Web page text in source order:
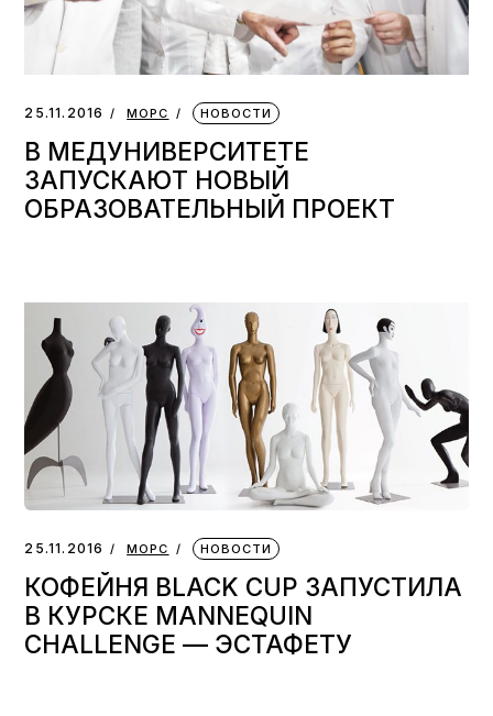
25.11.2016 МОРС НОВОСТИ
В МЕДУНИВЕРСИТЕТЕ
ЗАПУСКАЮТ НОВЫЙ
ОБРАЗОВАТЕЛЬНЫЙ ПРОЕКТ
25.11.2016 МОРС НОВОСТИ
КОФЕЙНЯ BLACK CUP ЗАПУСТИЛА
В КУРСКЕ MANNEQUIN
CHALLENGE — ЭСТАФЕТУ